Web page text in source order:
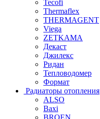
Tecofi
Thermaflex
THERMAGENT
Viega
ZETKAMA
Декаст
Джилекс
Ридан
Тепловодомер
Формат
Радиаторы отопления
ALSO
Baxi
BROEN